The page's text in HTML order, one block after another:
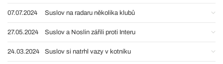
07.07.2024 Suslov na radaru několika klubů
27.05.2024 Suslov a Noslin zářili proti Interu
24.03.2024 Suslov si natrhl vazy v kotníku